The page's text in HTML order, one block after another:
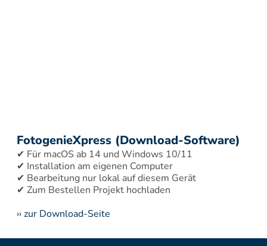
FotogenieXpress (Download-Software)
✔ Für macOS ab 14 und Windows 10/11
✔ Installation am eigenen Computer
✔ Bearbeitung nur lokal auf diesem Gerät
›› zur Download-Seite